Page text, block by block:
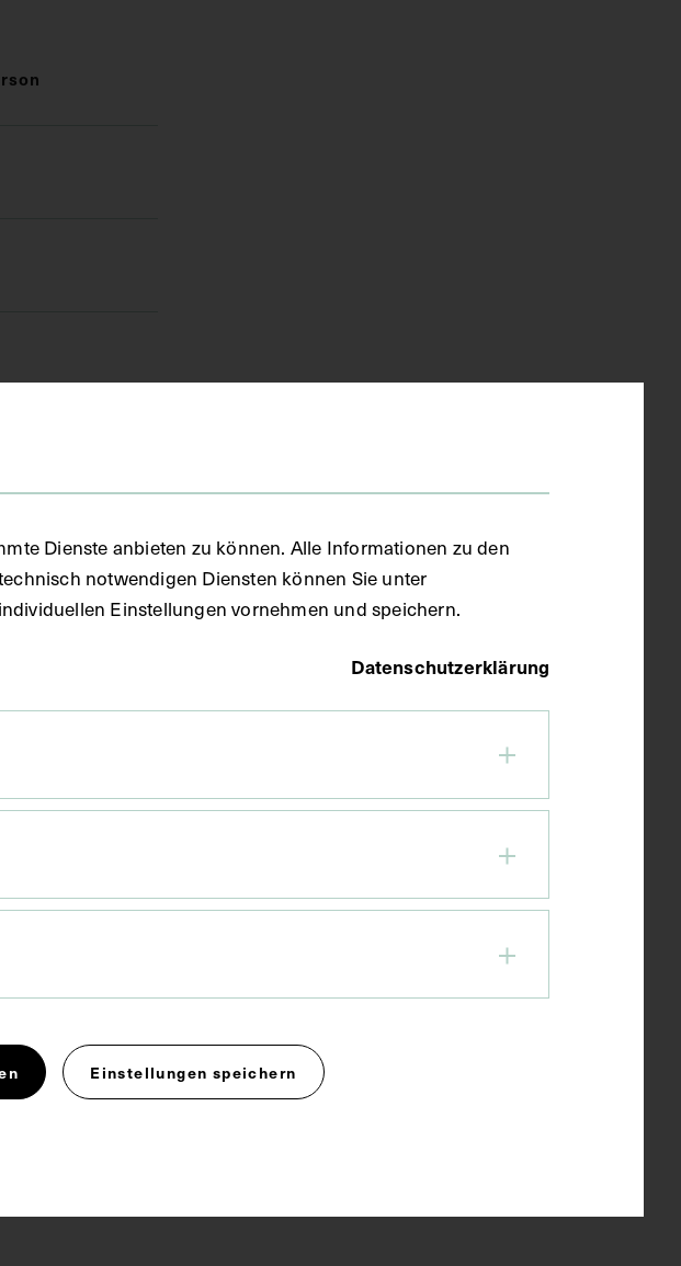
Dienste anbieten zu können. Alle Informationen zu den
notwendigen Diensten können Sie unter
Einstellungen vornehmen und speichern.
Datenschutzerklärung
Einstellungen speichern